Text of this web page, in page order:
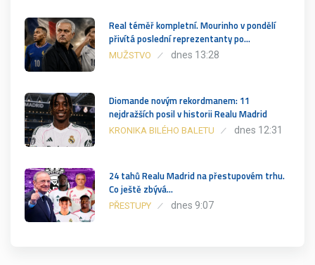
Real téměř kompletní. Mourinho v pondělí
přivítá poslední reprezentanty po…
MUŽSTVO dnes 13:28
Diomande novým rekordmanem: 11
nejdražších posil v historii Realu Madrid
KRONIKA BILÉHO BALETU dnes 12:31
24 tahů Realu Madrid na přestupovém trhu.
Co ještě zbývá…
PŘESTUPY dnes 9:07